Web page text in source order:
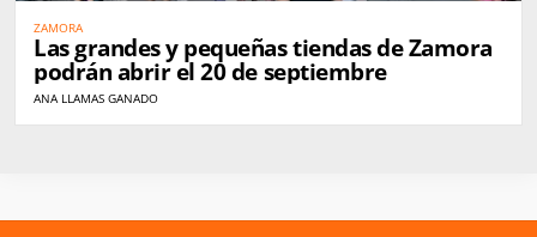
ZAMORA
Las grandes y pequeñas tiendas de Zamora
podrán abrir el 20 de septiembre
ANA LLAMAS GANADO